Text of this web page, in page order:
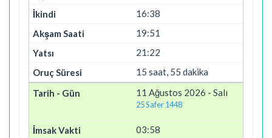
16:38
19:51
21:22
15 saat, 55 dakika
11 Ağustos 2026 - Salı
25 Safer 1448
03:58